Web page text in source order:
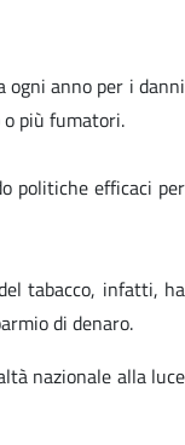
ogni anno per i danni
più fumatori.
politiche efficaci per
tabacco, infatti, ha
di denaro.
nazionale alla luce